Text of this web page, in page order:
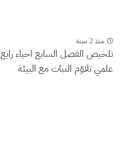
منذ 2 سنة
تلخيص الفصل السابع احياء رابع
علمي تلاؤم النبات مع البيئة